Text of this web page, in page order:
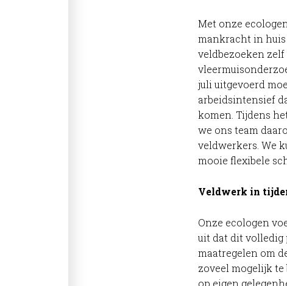
Met onze
mankracht in huis
veldbezoeken
juli uitgevoerd
arbeidsintensief
komen. Tijdens
we ons team
veldwerkers. We
mooie flexibele
Veldwerk in
Onze ecologen
uit dat dit volledig
maatregelen om
zoveel mogelijk
op eigen